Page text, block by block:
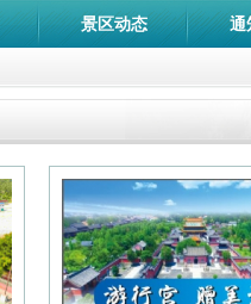
景区动态 通